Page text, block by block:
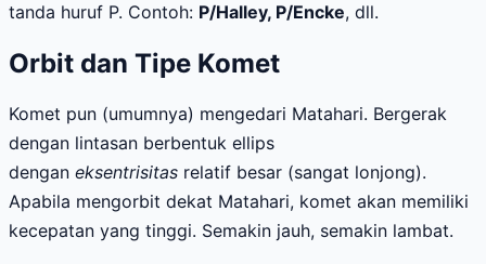
tanda huruf P. Contoh: P/Halley, P/Encke, dll.
Orbit dan Tipe Komet
Komet pun (umumnya) mengedari Matahari. Bergerak
dengan lintasan berbentuk ellips
dengan eksentrisitas relatif besar (sangat lonjong).
Apabila mengorbit dekat Matahari, komet akan memiliki
kecepatan yang tinggi. Semakin jauh, semakin lambat.